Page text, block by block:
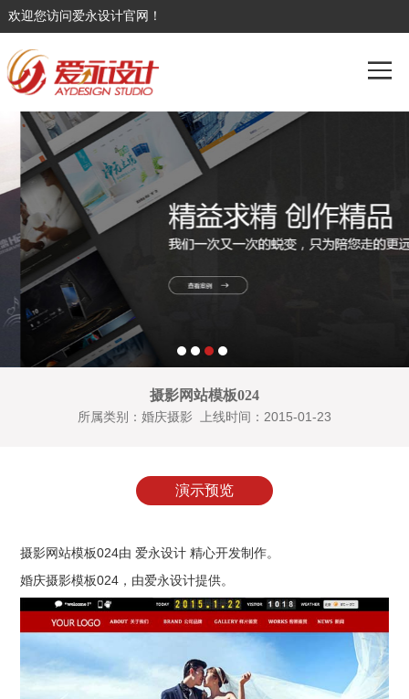
欢迎您访问爱永设计官网！
摄影网站模板024
所属类别：婚庆摄影 上线时间：2015-01-23
演示预览
摄影网站模板024由 爱永设计 精心开发制作。
婚庆摄影模板024，由爱永设计提供。